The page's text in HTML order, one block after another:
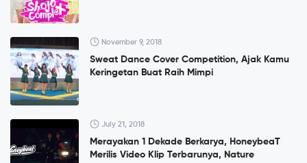
November 9, 2018
Sweat Dance Cover Competition, Ajak Kamu
Keringetan Buat Raih Mimpi
July 21, 2018
Merayakan 1 Dekade Berkarya, HoneybeaT
Merilis Video Klip Terbarunya, Nature